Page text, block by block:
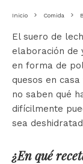
Inicio Comida
El suero de
elaboración de
en forma de
quesos en
no saben qué
difícilmente
sea
¿En qué